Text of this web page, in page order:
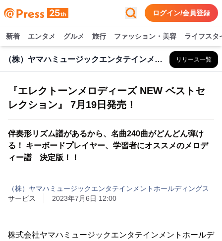
ログイン/会員登録
新着 エンタメ グルメ 旅行 ファッション・美容 ライフスタ
（株）ヤマハミュージックエンタテインメントHD リリース一覧
『エレクトーンメロディーズ NEW ベストセ
レクション』 7月19日発売！
伴奏形リズム譜があるから、名曲240曲がどんどん弾け
る！ キーボードプレイヤー、学習者にオススメのメロデ
ィー譜 決定版！！
（株）ヤマハミュージックエンタテインメントホールディングス
サービス
2023年7月6日 12:00
株式会社ヤマハミュージックエンタテインメントホールデ